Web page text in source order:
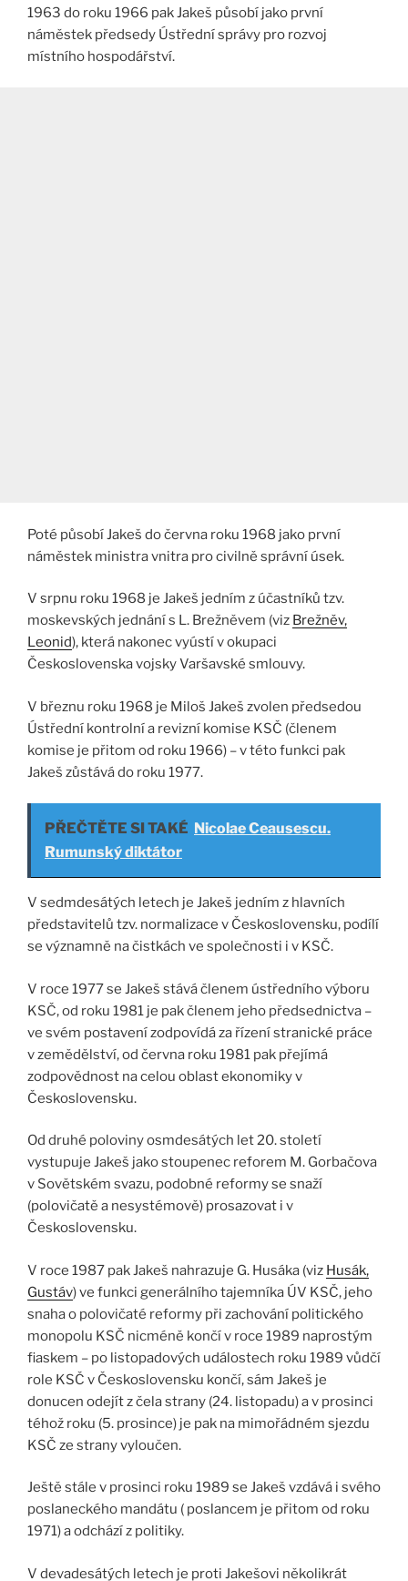
1963 do roku 1966 pak Jakeš působí jako první
náměstek předsedy Ústřední správy pro rozvoj
místního hospodářství.
Poté působí Jakeš do června roku 1968 jako první
náměstek ministra vnitra pro civilně správní úsek.
V srpnu roku 1968 je Jakeš jedním z účastníků tzv.
moskevských jednání s L. Brežněvem (viz Brežněv,
Leonid), která nakonec vyústí v okupaci
Československa vojsky Varšavské smlouvy.
V březnu roku 1968 je Miloš Jakeš zvolen předsedou
Ústřední kontrolní a revizní komise KSČ (členem
komise je přitom od roku 1966) – v této funkci pak
Jakeš zůstává do roku 1977.
PŘEČTĚTE SI TAKÉ Nicolae Ceausescu.
Rumunský diktátor
V sedmdesátých letech je Jakeš jedním z hlavních
představitelů tzv. normalizace v Československu, podílí
se významně na čistkách ve společnosti i v KSČ.
V roce 1977 se Jakeš stává členem ústředního výboru
KSČ, od roku 1981 je pak členem jeho předsednictva –
ve svém postavení zodpovídá za řízení stranické práce
v zemědělství, od června roku 1981 pak přejímá
zodpovědnost na celou oblast ekonomiky v
Československu.
Od druhé poloviny osmdesátých let 20. století
vystupuje Jakeš jako stoupenec reforem M. Gorbačova
v Sovětském svazu, podobné reformy se snaží
(polovičatě a nesystémově) prosazovat i v
Československu.
V roce 1987 pak Jakeš nahrazuje G. Husáka (viz Husák,
Gustáv) ve funkci generálního tajemníka ÚV KSČ, jeho
snaha o polovičaté reformy při zachování politického
monopolu KSČ nicméně končí v roce 1989 naprostým
fiaskem – po listopadových událostech roku 1989 vůdčí
role KSČ v Československu končí, sám Jakeš je
donucen odejít z čela strany (24. listopadu) a v prosinci
téhož roku (5. prosince) je pak na mimořádném sjezdu
KSČ ze strany vyloučen.
Ještě stále v prosinci roku 1989 se Jakeš vzdává i svého
poslaneckého mandátu ( poslancem je přitom od roku
1971) a odchází z politiky.
V devadesátých letech je proti Jakešovi několikrát